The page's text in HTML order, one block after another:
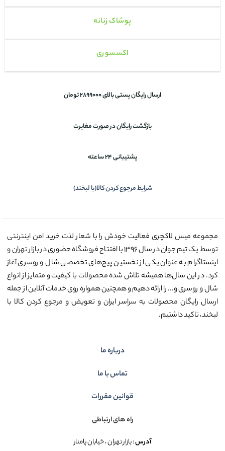
پوشاک زنانه
اکسسوری
ارسال رایگان پستی بالای 2899000 تومان
بازگشت رایگان در صورت مغایرت
پشتیبانی 24 ساعته
شرایط مرجوع کردن کالا(با لبخند)
مجموعه میس لاکچری فعالیت خودش را با شعار لذت خرید امن اینترنتی
توسط یک تیم جوان در سال ۱۳۹۶ با افتتاح فروشگاه حضوری در بازار تهران و
اینستاگرام به عنوان یکی از نخستین پیج‌های تخصصی شال و روسری آغاز
کرد. در این سال‌ها همیشه تلاش شده محصولات با کیفیت و متمایز از انواع
شال و روسری و... را ارائه دهیم و همچنین همواره روی خدمات آنلاین از جمله
ارسال رایگان محصولات به سراسر ایران و تعویض و مرجوع کردن کالا با
لبخند، تاکید داشتیم.
درباره ما
تماس با ما
قوانین مقررات
راه های ارتباطی
آدرس: بازار تهران ، خیابان پامنار